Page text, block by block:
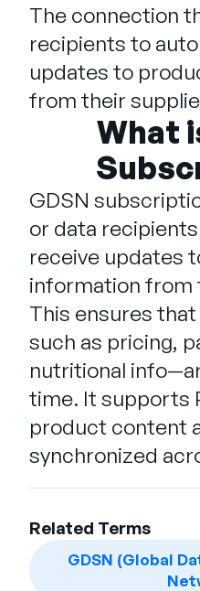
Parceiros
Recursos
Empresa
Fale com a
Related Terms
GDSN (Global
The connection
recipients to
updates to
from their
What
GDSN
or data
receive updates
information from
This ensures
such as pricing,
nutritional
time. It supports
product content
synchronized